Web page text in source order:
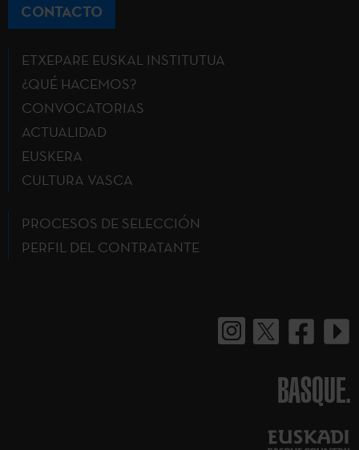
CONTACTO
ETXEPARE EUSKAL INSTITUTUA
¿QUÉ HACEMOS?
CONVOCATORIAS
ACTUALIDAD
EUSKERA
CULTURA VASCA
PROCESOS DE SELECCIÓN
PERFIL DEL CONTRATANTE
BASQUE.